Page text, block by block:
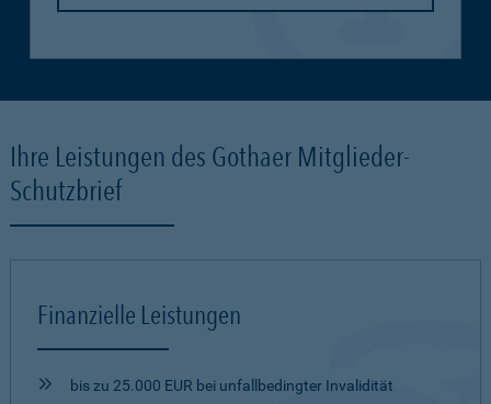
Ihre Leistungen des Gothaer Mitglieder-
Schutzbrief
Finanzielle Leistungen
bis zu 25.000 EUR bei unfallbedingter Invalidität